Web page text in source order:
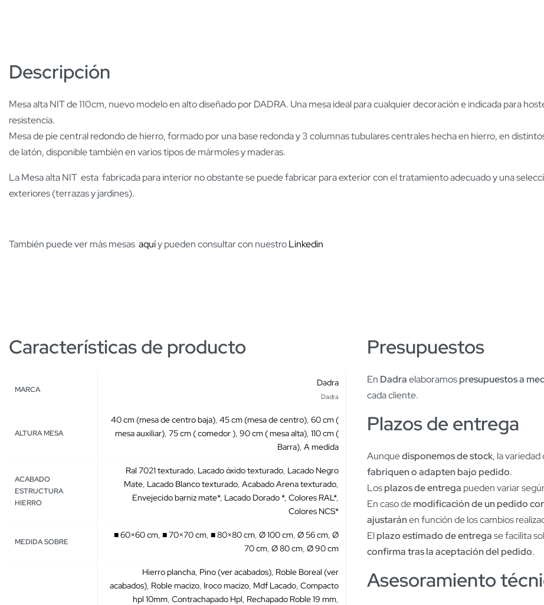
Descripción
Mesa alta NIT de 110cm, nuevo modelo en alto diseñado por DADRA. Una mesa ideal para cualquier decoración e indicada para
resistencia.
Mesa de pie central redondo de hierro, formado por una base redonda y 3 columnas tubulares centrales hecha en hierro, en
de latón, disponible también en varios tipos de mármoles y maderas.
La Mesa alta NIT esta fabricada para interior no obstante se puede fabricar para exterior con el tratamiento adecuado y una
exteriores (terrazas y jardines).
También puede ver más mesas aquíy pueden consultar con nuestroLinkedin
Características de producto
MARCA
Dadra
Dadra
ALTURA MESA
40 cm (mesa de centro baja), 45 cm (mesa de centro), 60 cm (
mesa auxiliar), 75 cm ( comedor ), 90 cm ( mesa alta), 110 cm (
Barra), A medida
ACABADO
ESTRUCTURA
HIERRO
Ral 7021 texturado, Lacado óxido texturado, Lacado Negro
Mate, Lacado Blanco texturado, Acabado Arena texturado,
Envejecido barniz mate*, Lacado Dorado *, Colores RAL*,
Colores NCS*
MEDIDA SOBRE
■ 60×60 cm, ■ 70×70 cm, ■ 80×80 cm, Ø 100 cm, Ø 56 cm, Ø
70 cm, Ø 80 cm, Ø 90 cm
Hierro plancha, Pino (ver acabados), Roble Boreal (ver
acabados), Roble macizo, Iroco macizo, Mdf Lacado, Compacto
hpl 10mm, Contrachapado Hpl, Rechapado Roble 19 mm,
Presupuestos
En Dadraelaboramospresupuestos a
cada cliente.
Plazos de entrega
Aunquedisponemos de stock, la
fabriquen o adapten bajo pedido.
Losplazos de entrega pueden variar
En caso demodificación de un pedido
ajustaránen función de los cambios
Elplazo estimado de entregase facilita
confirma tras la aceptación del pedido.
Asesoramiento